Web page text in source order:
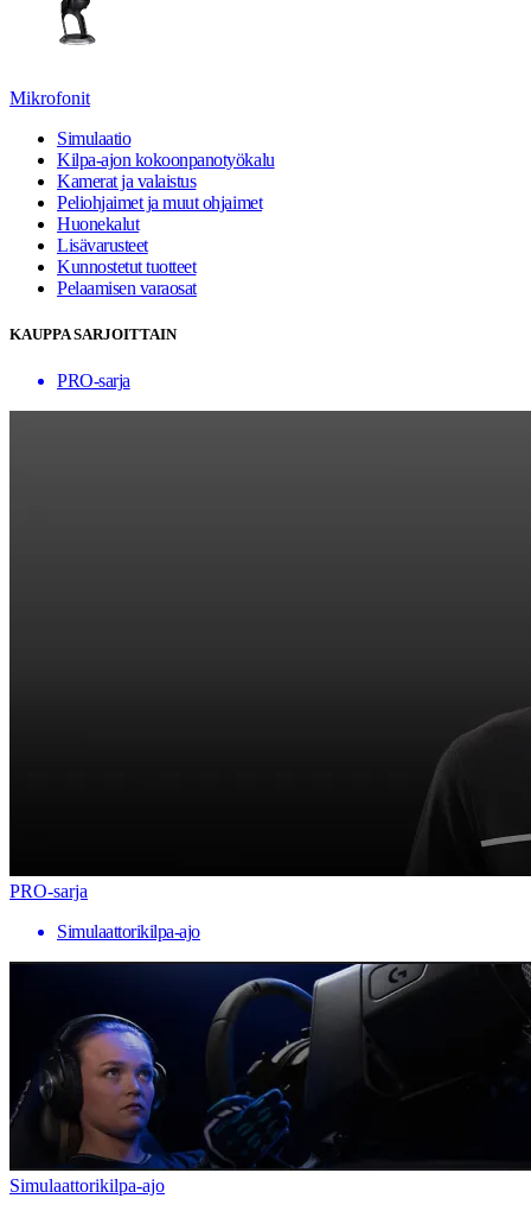
Mikrofonit
Simulaatio
Kilpa-ajon kokoonpanotyökalu
Kamerat ja valaistus
Peliohjaimet ja muut ohjaimet
Huonekalut
Lisävarusteet
Kunnostetut tuotteet
Pelaamisen varaosat
KAUPPA SARJOITTAIN
PRO-sarja
PRO-sarja
Simulaattorikilpa-ajo
Simulaattorikilpa-ajo